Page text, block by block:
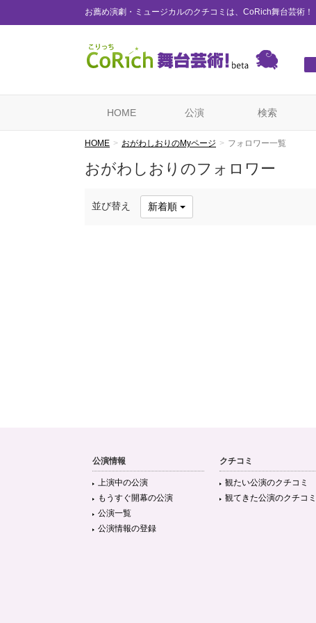
お薦め演劇・ミュージカルのクチコミは、CoRich舞台芸術！
HOME 公演 検索
HOME おがわしおりのMyページ フォロワー一覧
おがわしおりのフォロワー
並び替え 新着順
公演情報
上演中の公演
もうすぐ開幕の公演
公演一覧
公演情報の登録
クチコミ
観たい公演のクチコミ
観てきた公演のクチコミ